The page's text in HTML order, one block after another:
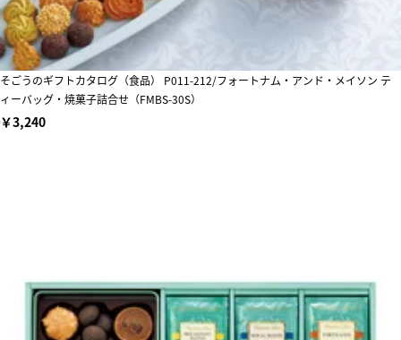
そごうのギフトカタログ（食品） P011-212/フォートナム・アンド・メイソン テ
ィーバッグ・焼菓子詰合せ（FMBS-30S）
￥3,240